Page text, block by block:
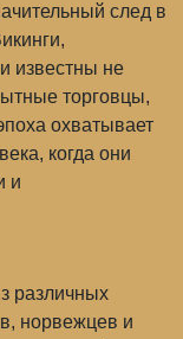
след в
известны не
торговцы,
охватывает
когда они
и
различных
норвежцев и